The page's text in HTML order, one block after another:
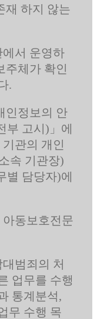
재 하지 않는
서 운영하
주체가 확인
.
인정보의 안
부 고시)」에
관의 개인
속 기관장)
별 담당자)에
동보호전문
범죄의 처
업무를 수행
통계분석,
무 수행 목